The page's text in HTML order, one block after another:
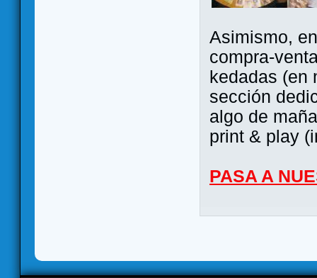
Asimismo,
compra-
kedadas (en
sección
algo de
print & play
PASA A